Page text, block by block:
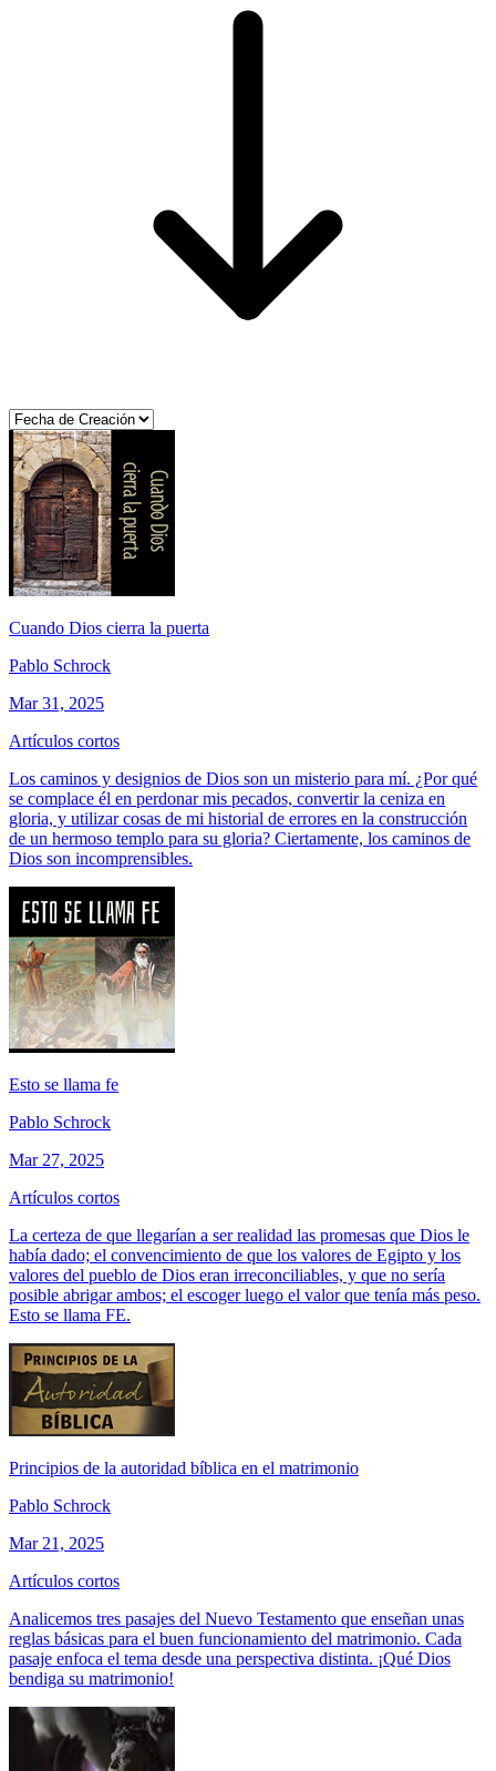
Cuando Dios cierra la puerta
Pablo Schrock
Mar 31, 2025
Artículos cortos
Los caminos y designios de Dios son un misterio para mí. ¿Por qué
se complace él en perdonar mis pecados, convertir la ceniza en
gloria, y utilizar cosas de mi historial de errores en la construcción
de un hermoso templo para su gloria? Ciertamente, los caminos de
Dios son incomprensibles.
Esto se llama fe
Pablo Schrock
Mar 27, 2025
Artículos cortos
La certeza de que llegarían a ser realidad las promesas que Dios le
había dado; el convencimiento de que los valores de Egipto y los
valores del pueblo de Dios eran irreconciliables, y que no sería
posible abrigar ambos; el escoger luego el valor que tenía más peso.
Esto se llama FE.
Principios de la autoridad bíblica en el matrimonio
Pablo Schrock
Mar 21, 2025
Artículos cortos
Analicemos tres pasajes del Nuevo Testamento que enseñan unas
reglas básicas para el buen funcionamiento del matrimonio. Cada
pasaje enfoca el tema desde una perspectiva distinta. ¡Qué Dios
bendiga su matrimonio!